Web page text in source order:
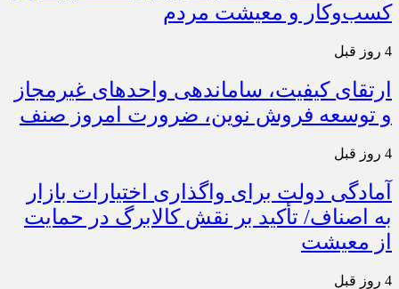
کسب‌وکار و معیشت مردم
4 روز قبل
ارتقای کیفیت، ساماندهی واحدهای غیرمجاز
و توسعه فروش نوین، ضرورت امروز صنف
4 روز قبل
آمادگی دولت برای واگذاری اختیارات بازار
به اصناف/ تأکید بر نقش کالابرگ در حمایت
از معیشت
4 روز قبل